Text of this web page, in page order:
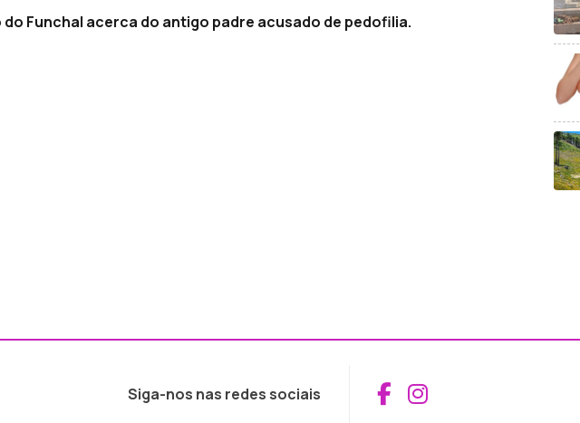
do Funchal acerca do antigo padre acusado de pedofilia.
Siga-nos nas redes sociais Aceder ao
Aceder ao